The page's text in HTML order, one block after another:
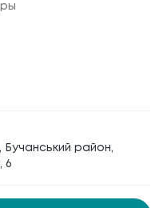
Бучанський район,
6